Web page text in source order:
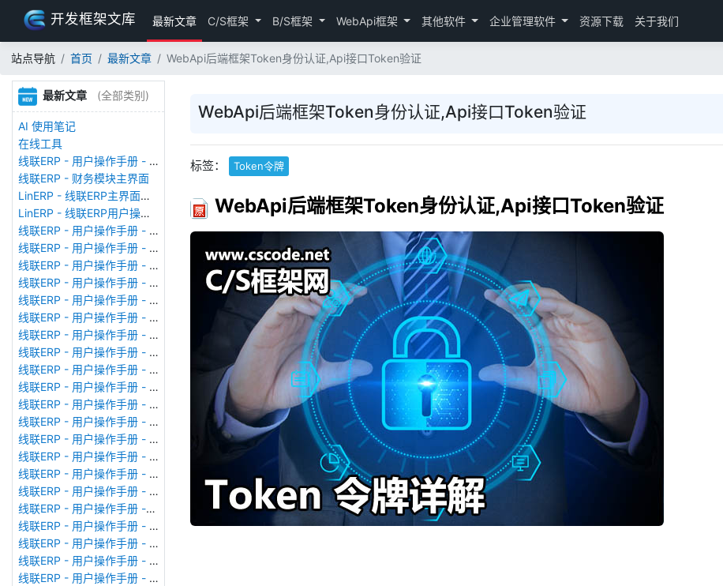
开发框架文库 最新文章 C/S框架 B/S框架 WebApi框架 其他软件 企业管理软件 资源下载 关于我们
站点导航 首页 最新文章 WebApi后端框架Token身份认证,Api接口Token验证
最新文章 (全部类别)
AI 使用笔记
在线工具
线联ERP - 用户操作手册 - 存货期初
线联ERP - 财务模块主界面
LinERP - 线联ERP主界面（HOME）
LinERP - 线联ERP用户操作手册 - 系统登陆
线联ERP - 用户操作手册 - 查看在线用户
线联ERP - 用户操作手册 - 数据备份
线联ERP - 用户操作手册 - 工厂管理
线联ERP - 用户操作手册 - 帐套管理
线联ERP - 用户操作手册 - 语种设置
线联ERP - 用户操作手册 - 国际化多语言
线联ERP - 用户操作手册 - 报表管理
线联ERP - 用户操作手册 - 字段名管理
线联ERP - 用户操作手册 - 模块管理
线联ERP - 用户操作手册 - 广播消息
线联ERP - 用户操作手册 - 审计日志
线联ERP - 用户操作手册 - 公司资料设置
线联ERP - 用户操作手册 - 系统参数设置
线联ERP - 用户操作手册 - 单据类型
线联ERP - 用户操作手册 - 号码规则
线联ERP - 用户操作手册 - 功能菜单
线联ERP - 用户操作手册 -分配临时角色
线联ERP - 用户操作手册 - 组织架构
线联ERP - 用户操作手册 - 用户管理
线联ERP - 用户操作手册 - 角色/岗位管理
线联ERP - 用户操作手册 - 暂估入库明细表
WebApi后端框架Token身份认证,Api接口Token验证
标签： Token令牌
WebApi后端框架Token身份认证,Api接口Token验证